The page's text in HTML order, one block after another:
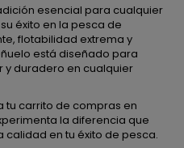
esencial para cualquier
éxito en la pesca de
flotabilidad extrema y
está diseñado para
y duradero en cualquier
tu carrito de compras en
la diferencia que
en tu éxito de pesca.